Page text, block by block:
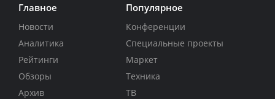
Главное
Новости
Аналитика
Рейтинги
Обзоры
Архив
Популярное
Конференции
Специальные проекты
Маркет
Техника
ТВ